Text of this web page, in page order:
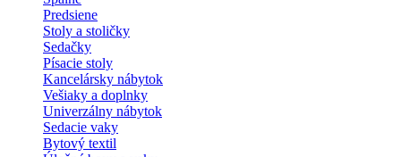
Predsiene
Stoly a stoličky
Sedačky
Písacie stoly
Kancelársky nábytok
Vešiaky a doplnky
Univerzálny nábytok
Sedacie vaky
Bytový textil